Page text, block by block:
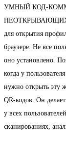
УМНЫЙ КОД-
НЕОТКРЫВАЮЩИХСЯ
для открытия
браузере. Не все
оно установлено.
когда у
нужно открыть эту
QR-кодов. Он
у всех
сканированиях,